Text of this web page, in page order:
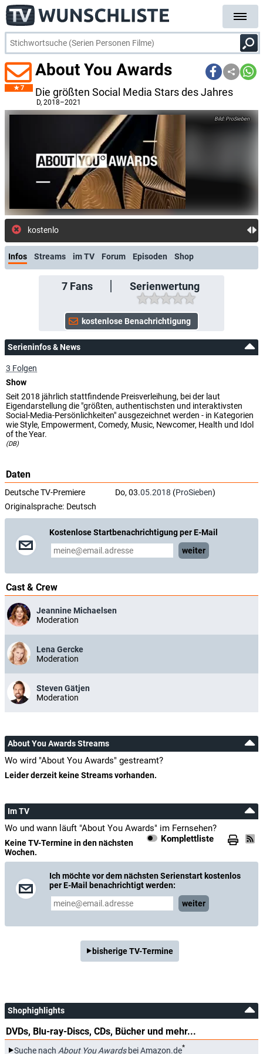
7
About You Awards
Die größten Social Media Stars des Jahres
D, 2018–2021
ProSieben
kostenlose E-Mail-Benachr
Infos Streams im TV Forum Episoden Shop
7Fans Serienwertung
Serieninfos & News
3 Folgen
Show
Seit 2018 jährlich stattfindende Preisverleihung, bei der laut
Eigendarstellung die "größten, authentischsten und interaktivsten
Social-Media-Persönlichkeiten" ausgezeichnet werden - in Kategorien
wie Style, Empowerment, Comedy, Music, Newcomer, Health und Idol
of the Year.
(DB)
Daten
Deutsche TV-Premiere Do, 03.05.2018 (ProSieben)
Originalsprache: Deutsch
Kostenlose Startbenachrichtigung per E-Mail
weiter
Cast & Crew
Jeannine Michaelsen
Moderation
Lena Gercke
Moderation
Steven Gätjen
Moderation
About You Awards Streams
Wo wird "About You Awards" gestreamt?
Leider derzeit keine Streams vorhanden.
Im TV
Wo und wann läuft "About You Awards" im Fernsehen?
Komplettliste
Keine TV-Termine in den nächsten
Wochen.
Ich möchte vor dem nächsten Serienstart kostenlos
per E-Mail benachrichtigt werden:
weiter
bisherige TV-Termine
Shophighlights
DVDs, Blu-ray-Discs, CDs, Bücher und mehr...
Suche nach About You Awardsbei Amazon.de*